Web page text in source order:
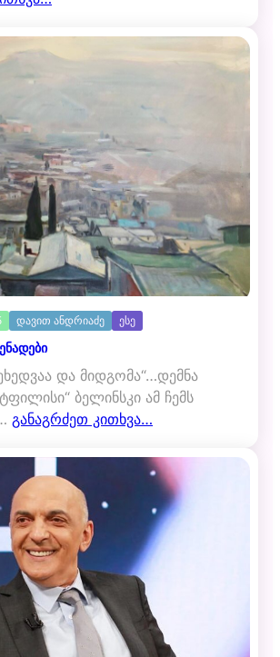
დავით ანდრიაძე ესე
და მიდგომა“…დემნა
ბელინსკი ამ ჩემს
განაგრძეთ კითხვა…